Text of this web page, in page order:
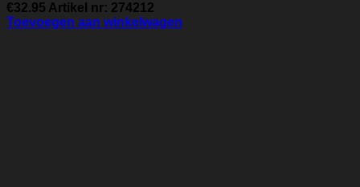
€32.95 Artikel nr: 274212
Toevoegen aan winkelwagen